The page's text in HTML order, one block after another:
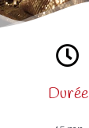
Durée